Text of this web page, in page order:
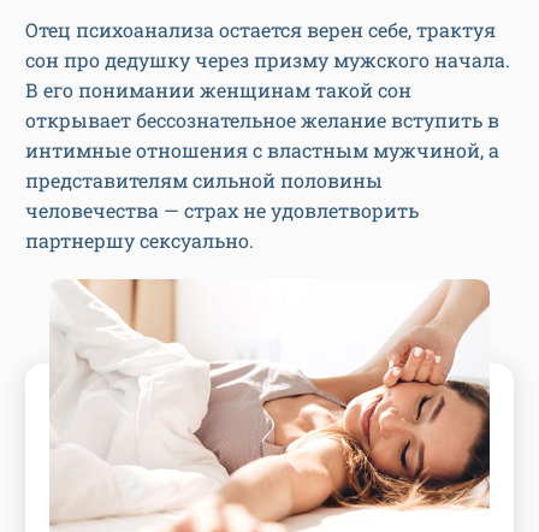
Отец психоанализа остается верен себе, трактуя
сон про дедушку через призму мужского начала.
В его понимании женщинам такой сон
открывает бессознательное желание вступить в
интимные отношения с властным мужчиной, а
представителям сильной половины
человечества — страх не удовлетворить
партнершу сексуально.